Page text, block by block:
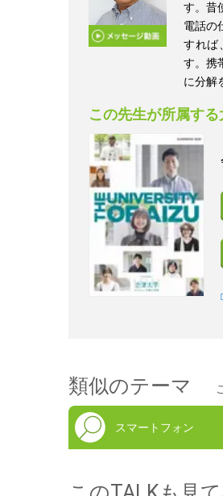
す。昔
電話の
すれば
す。携
に分解
この先生が所属す
類似のテーマ
スマートフォン